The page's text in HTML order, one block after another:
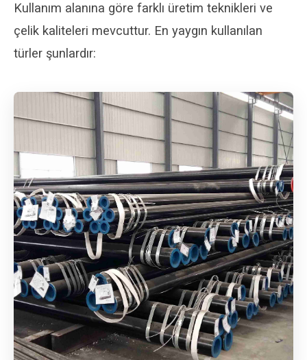
Kullanım alanına göre farklı üretim teknikleri ve
çelik kaliteleri mevcuttur. En yaygın kullanılan
türler şunlardır: